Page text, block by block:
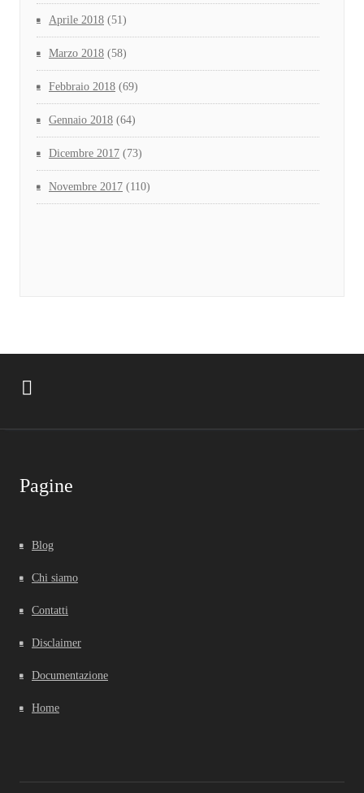
Aprile 2018 (51)
Marzo 2018 (58)
Febbraio 2018 (69)
Gennaio 2018 (64)
Dicembre 2017 (73)
Novembre 2017 (110)
Pagine
Blog
Chi siamo
Contatti
Disclaimer
Documentazione
Home